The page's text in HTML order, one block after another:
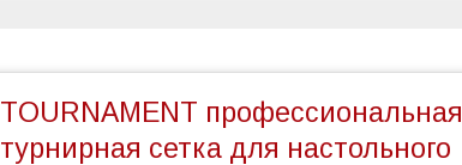
TOURNAMENT профессиональная
турнирная сетка для настольного